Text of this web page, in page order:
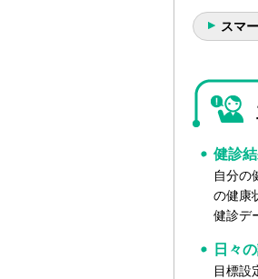
スマ
健診
自分の
の健康
健診デ
日々
目標設